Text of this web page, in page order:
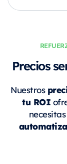
Precios
Nuestros
tu ROI